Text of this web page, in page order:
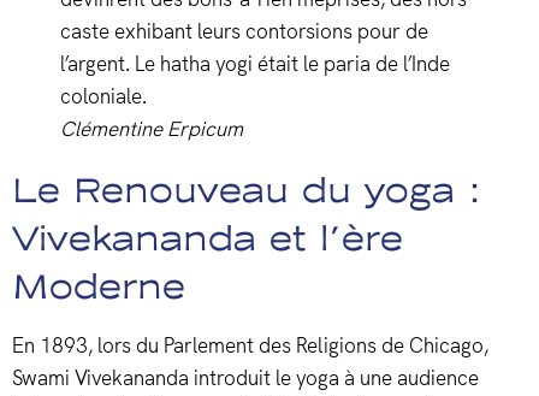
caste exhibant leurs contorsions pour de
l’argent. Le hatha yogi était le paria de l’Inde
coloniale.
Clémentine Erpicum
Le Renouveau du yoga :
Vivekananda et l’ère
Moderne
En 1893, lors du Parlement des Religions de Chicago,
Swami Vivekananda introduit le yoga à une audience